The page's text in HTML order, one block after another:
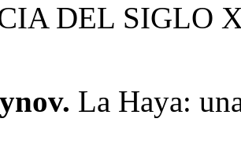
DEL SIGLO
La Haya: